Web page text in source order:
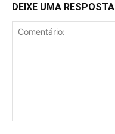
DEIXE UMA RESPOSTA